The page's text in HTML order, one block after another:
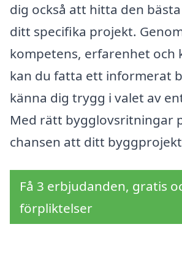
dig också att hitta den
ditt specifika projekt.
kompetens, erfarenhet och
kan du fatta ett informerat
känna dig trygg i valet av
Med rätt bygglovsritningar
chansen att ditt
Få 3 erbjudanden, gratis
förpliktelser